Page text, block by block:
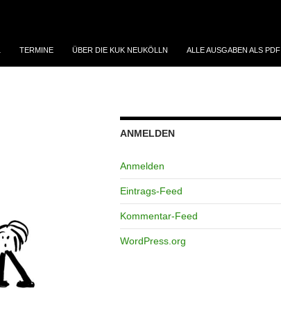
TERMINE ÜBER DIE KUK NEUKÖLLN ALLE AUSGABEN ALS PDF
ANMELDEN
Anmelden
Eintrags-Feed
Kommentar-Feed
WordPress.org